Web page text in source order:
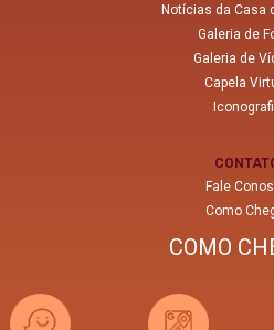
Notícias da Casa
Galeria de
Galeria de
Capela
Fale
Como
COMO